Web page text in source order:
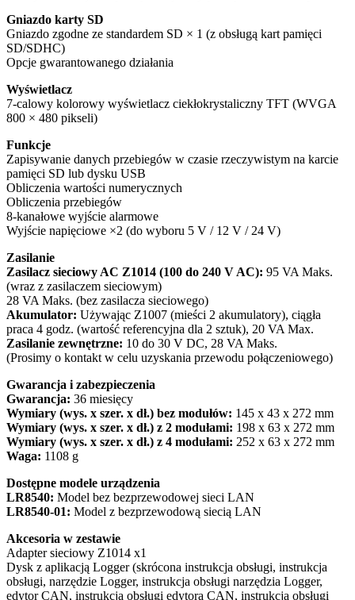
Gniazdo karty SD
Gniazdo zgodne ze standardem SD × 1 (z obsługą kart pamięci
SD/SDHC)
Opcje gwarantowanego działania
Wyświetlacz
7-calowy kolorowy wyświetlacz ciekłokrystaliczny TFT (WVGA
800 × 480 pikseli)
Funkcje
Zapisywanie danych przebiegów w czasie rzeczywistym na karcie
pamięci SD lub dysku USB
Obliczenia wartości numerycznych
Obliczenia przebiegów
8-kanałowe wyjście alarmowe
Wyjście napięciowe ×2 (do wyboru 5 V / 12 V / 24 V)
Zasilanie
Zasilacz sieciowy AC Z1014 (100 do 240 V AC): 95 VA Maks.
(wraz z zasilaczem sieciowym)
28 VA Maks. (bez zasilacza sieciowego)
Akumulator: Używając Z1007 (mieści 2 akumulatory), ciągła
praca 4 godz. (wartość referencyjna dla 2 sztuk), 20 VA Max.
Zasilanie zewnętrzne: 10 do 30 V DC, 28 VA Maks.
(Prosimy o kontakt w celu uzyskania przewodu połączeniowego)
Gwarancja i zabezpieczenia
Gwarancja: 36 miesięcy
Wymiary (wys. x szer. x dł.) bez modułów: 145 x 43 x 272 mm
Wymiary (wys. x szer. x dł.) z 2 modułami: 198 x 63 x 272 mm
Wymiary (wys. x szer. x dł.) z 4 modułami: 252 x 63 x 272 mm
Waga: 1108 g
Dostępne modele urządzenia
LR8540: Model bez bezprzewodowej sieci LAN
LR8540-01: Model z bezprzewodową siecią LAN
Akcesoria w zestawie
Adapter sieciowy Z1014 x1
Dysk z aplikacją Logger (skrócona instrukcja obsługi, instrukcja
obsługi, narzędzie Logger, instrukcja obsługi narzędzia Logger,
edytor CAN, instrukcja obsługi edytora CAN, instrukcja obsługi